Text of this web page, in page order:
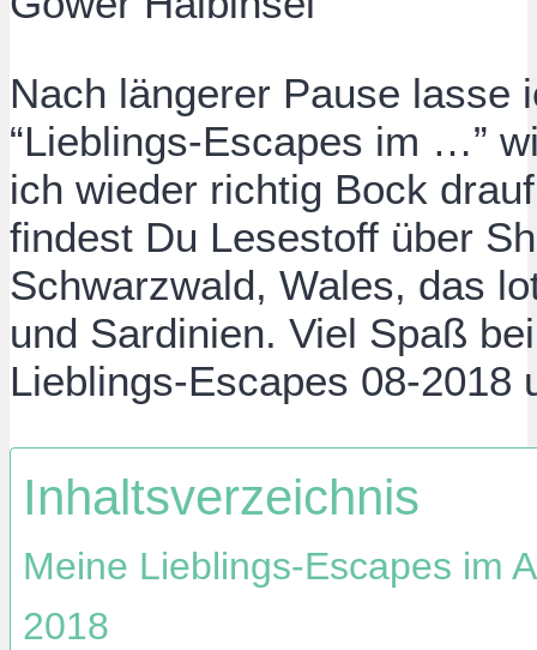
Nach längerer Pause lasse
“Lieblings-Escapes im …”
ich wieder richtig Bock
findest Du Lesestoff über
Schwarzwald, Wales, das
und Sardinien. Viel Spaß
Lieblings-Escapes 08-2018
Inhaltsverzeichnis
Meine Lieblings-Escapes im
2018